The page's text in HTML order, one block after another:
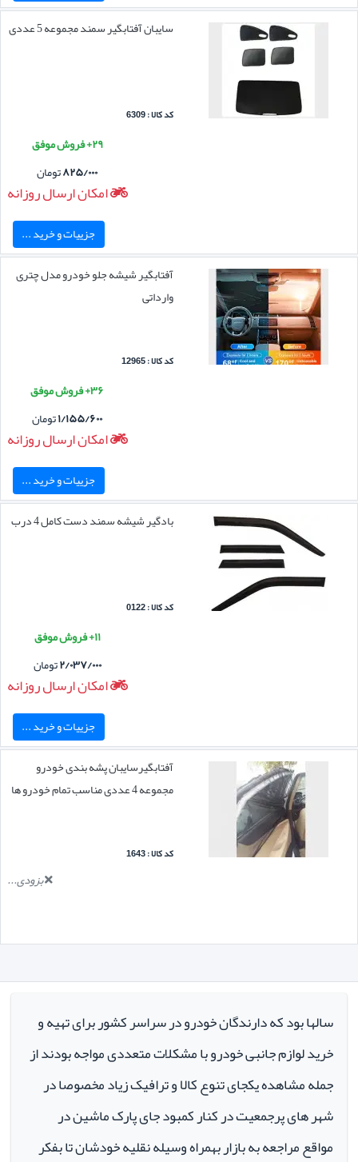
سایبان آفتابگیر سمند مجموعه 5 عددی
کد کالا : 6309
۲۹+ فروش موفق
۸۲۵/۰۰۰تومان
امکان ارسال روزانه
جزییات و خرید ...
آفتابگیر شیشه جلو خودرو مدل چتری
وارداتی
کد کالا : 12965
۳۶+ فروش موفق
۱/۱۵۵/۶۰۰تومان
امکان ارسال روزانه
جزییات و خرید ...
بادگیر شیشه سمند دست کامل 4 درب
کد کالا : 0122
۱۱+ فروش موفق
۲/۰۳۷/۰۰۰تومان
امکان ارسال روزانه
جزییات و خرید ...
آفتابگیرسایبان پشه بندی خودرو
مجموعه 4 عددی مناسب تمام خودرو ها
کد کالا : 1643
بزودی...
سالها بود که دارندگان خودرو در سراسر کشور برای تهیه و
خرید لوازم جانبی خودرو با مشکلات متعددی مواجه بودند از
جمله مشاهده یکجای تنوع کالا و ترافیک زیاد مخصوصا در
شهر های پرجمعیت در کنار کمبود جای پارک ماشین در
مواقع مراجعه به بازار بهمراه وسیله نقلیه خودشان تا بفکر